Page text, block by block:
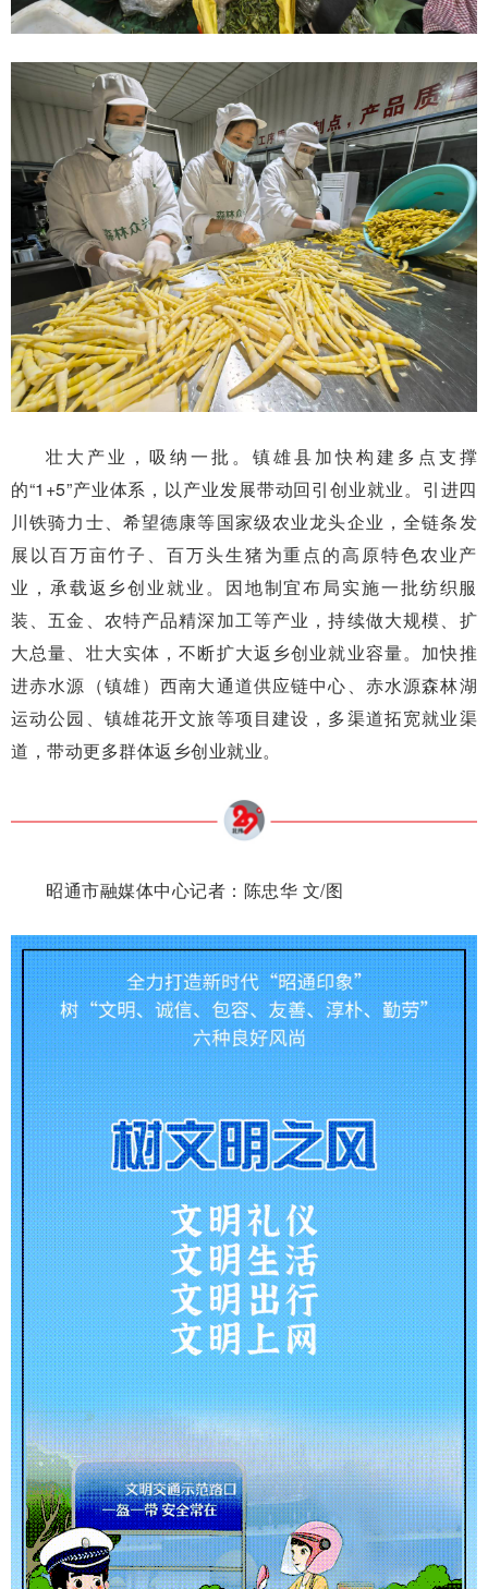
壮大产业，吸纳一批。镇雄县加快构建多点支撑
的“1+5”产业体系，以产业发展带动回引创业就业。引进四
川铁骑力士、希望德康等国家级农业龙头企业，全链条发
展以百万亩竹子、百万头生猪为重点的高原特色农业产
业，承载返乡创业就业。因地制宜布局实施一批纺织服
装、五金、农特产品精深加工等产业，持续做大规模、扩
大总量、壮大实体，不断扩大返乡创业就业容量。加快推
进赤水源（镇雄）西南大通道供应链中心、赤水源森林湖
运动公园、镇雄花开文旅等项目建设，多渠道拓宽就业渠
道，带动更多群体返乡创业就业。
昭通市融媒体中心记者： 陈忠华 文/图